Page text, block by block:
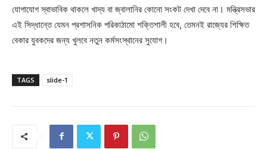
যোগাযোগ স্বাভাবিক থাকলে খাদ্য বা জ্বালানির কোনো সংকট দেখা দেবে না। মন্ত্রিসভার
এই সিদ্ধান্তে যেমন প্রশাসনিক পরিকাঠামো শক্তিশালী হবে, তেমনই রাজ্যের শিক্ষিত
বেকার যুবকদের জন্য খুলবে নতুন কর্মসংস্থানের সুযোগ।
TAGS slide-1